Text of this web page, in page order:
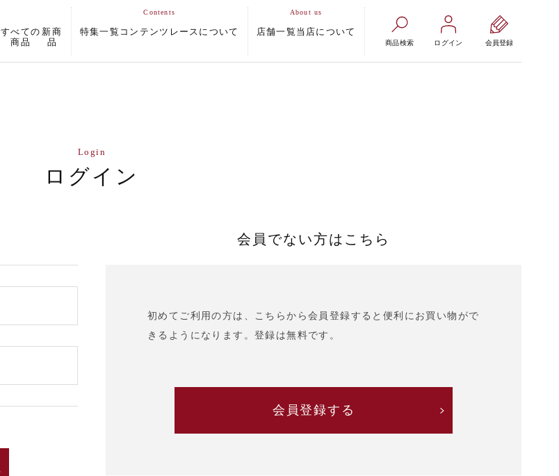
すべての
商品
新商
品
特集一覧 コンテンツ レースについて 店舗一覧 当店について
商品検索 ログイン 会員登録
Login
ログイン
会員でない方はこちら
初めてご利用の方は、こちらから会員登録すると便利にお買い物がで
きるようになります。登録は無料です。
会員登録する